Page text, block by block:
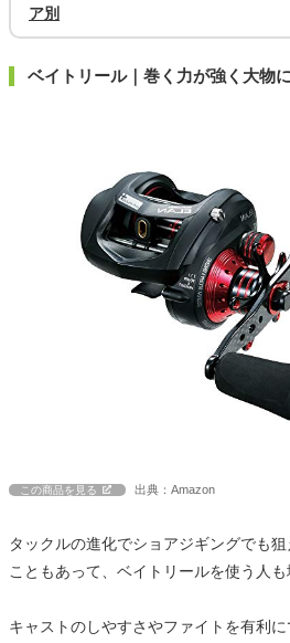
ア別
ベイトリール｜巻く力が強く大物
この商品を見る 出典：Amazon
タックルの進化でショアジギングでも
こともあって、ベイトリールを使う人も
キャストのしやすさやファイトを有利